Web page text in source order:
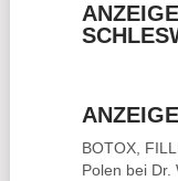
BOTOX,
Polen bei Dr.